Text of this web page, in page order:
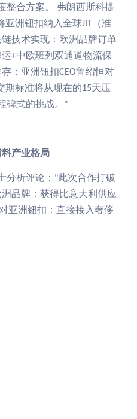
整合方案。
弗朗西斯科提
亚洲钮扣纳入全球JIT
（准
技术实现：欧洲品牌订单
+中欧班列双通道物流保
存 ； 亚洲钮扣CEO鲁绍恒对
期标准将从现在的15天压
碑式的挑战。 "
产业格局
分析评论： "此次合作打破
品牌：获得比意大利供应
亚洲钮扣 ：直接接入奢侈